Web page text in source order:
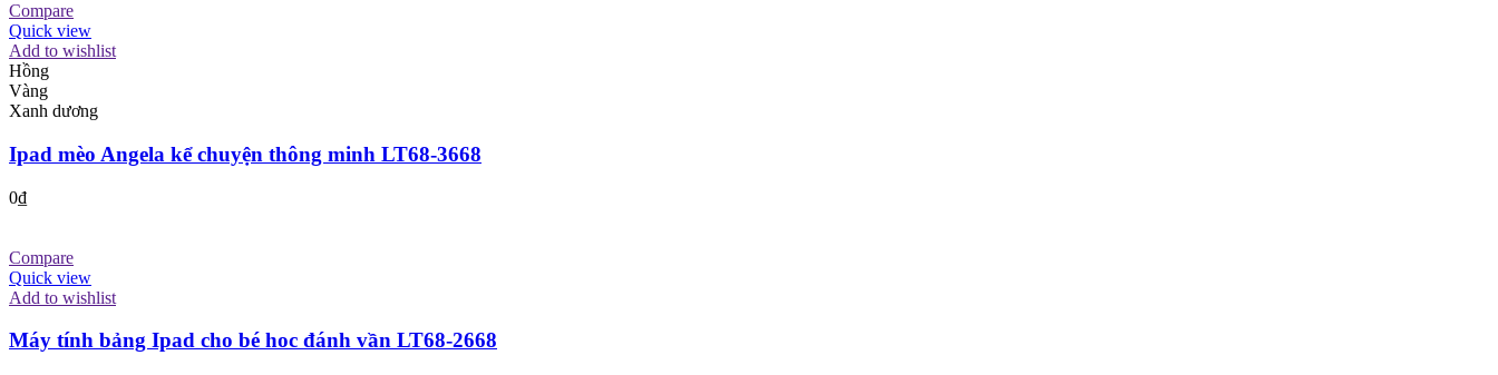
Compare
Quick view
Add to wishlist
Hồng
Vàng
Xanh dương
Ipad mèo Angela kể chuyện thông minh LT68-3668
0₫
Compare
Quick view
Add to wishlist
Máy tính bảng Ipad cho bé hoc đánh vần LT68-2668